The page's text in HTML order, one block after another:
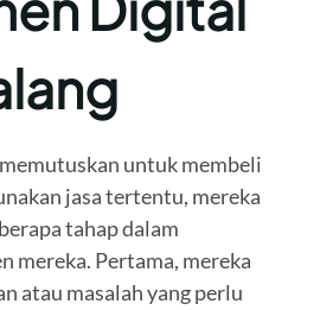
untuk membeli
jasa tertentu, mereka
tahap dalam
mereka. Pertama, mereka
atau masalah yang perlu